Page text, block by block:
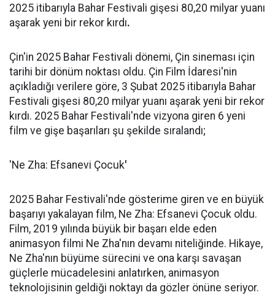
2025 itibarıyla Bahar Festivali gişesi 80,20 milyar yuanı
aşarak yeni bir rekor kırdı.
Çin'in 2025 Bahar Festivali dönemi, Çin sineması için
tarihi bir dönüm noktası oldu. Çin Film İdaresi'nin
açıkladığı verilere göre, 3 Şubat 2025 itibarıyla Bahar
Festivali gişesi 80,20 milyar yuanı aşarak yeni bir rekor
kırdı. 2025 Bahar Festivali'nde vizyona giren 6 yeni
film ve gişe başarıları şu şekilde sıralandı;
'Ne Zha: Efsanevi Çocuk'
2025 Bahar Festivali'nde gösterime giren ve en büyük
başarıyı yakalayan film, Ne Zha: Efsanevi Çocuk oldu.
Film, 2019 yılında büyük bir başarı elde eden
animasyon filmi Ne Zha'nın devamı niteliğinde. Hikaye,
Ne Zha'nın büyüme sürecini ve ona karşı savaşan
güçlerle mücadelesini anlatırken, animasyon
teknolojisinin geldiği noktayı da gözler önüne seriyor.